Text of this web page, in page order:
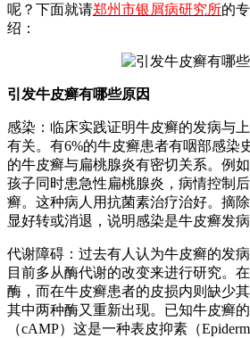
呢？下面就请郑州市银屑病研究所的
绍：
引发牛皮癣有哪些原因
感染：临床实践证明牛皮癣的发病与
有关。有6%的牛皮癣患者有咽部感染
的牛皮癣与扁桃腺炎有密切关系。例
孩子同时患急性扁桃腺炎，病情控制
癣。这种病人用抗菌素治疗治好。摘
显好转或消退，说明感染是牛皮癣发
代谢障碍：过去有人认为牛皮癣的发
目前多从酶代谢的改变来进行研究。
酶，而在牛皮癣患者的皮损内则缺少
其中两种酶又重新出现。已知牛皮癣
（cAMP）这是一种表皮抑素（